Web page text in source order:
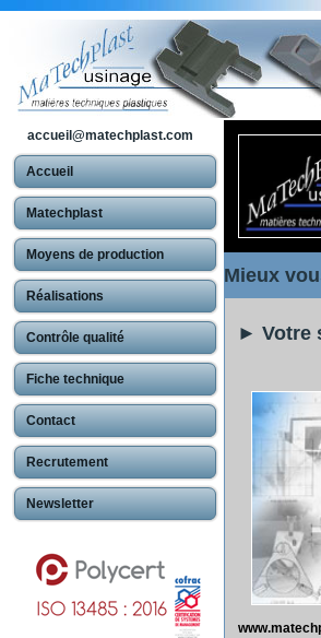
accueil@matechplast.com
Accueil
Matechplast
Moyens de production
Réalisations
Contrôle qualité
Fiche technique
Contact
Recrutement
Newsletter
Mieux
► Votre